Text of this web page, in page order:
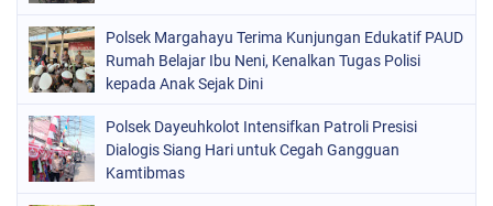
Polsek Margahayu Terima Kunjungan Edukatif PAUD
Rumah Belajar Ibu Neni, Kenalkan Tugas Polisi
kepada Anak Sejak Dini
Polsek Dayeuhkolot Intensifkan Patroli Presisi
Dialogis Siang Hari untuk Cegah Gangguan
Kamtibmas